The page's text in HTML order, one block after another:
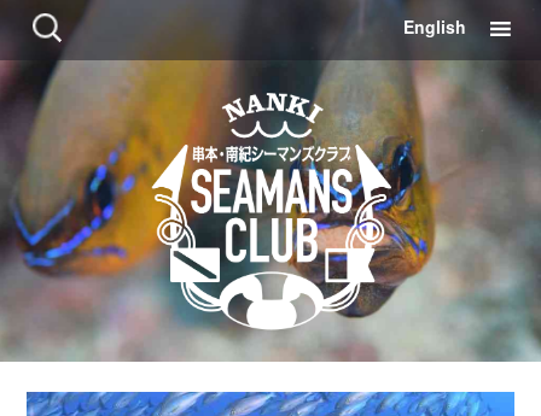
検
索:
コ
ン
ツ
に
English